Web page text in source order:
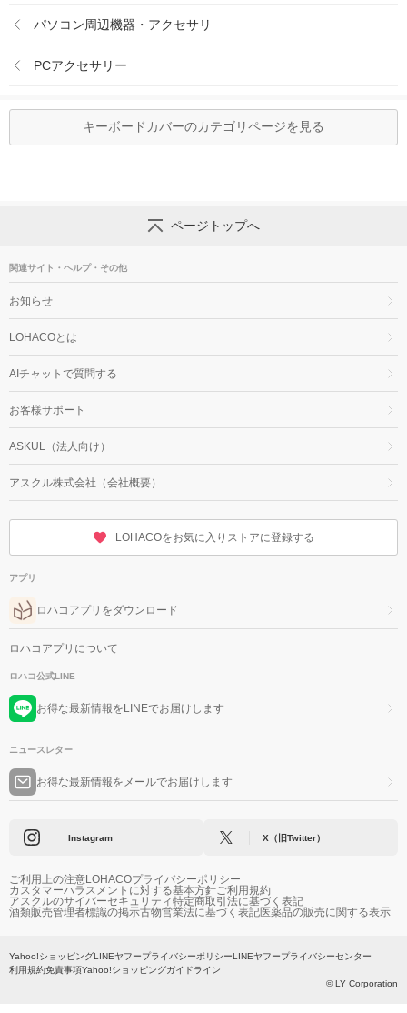
パソコン周辺機器・アクセサリ
PCアクセサリー
キーボードカバーのカテゴリページを見る
ページトップへ
関連サイト・ヘルプ・その他
お知らせ
LOHACOとは
AIチャットで質問する
お客様サポート
ASKUL（法人向け）
アスクル株式会社（会社概要）
LOHACOをお気に入りストアに登録する
アプリ
ロハコアプリをダウンロード
ロハコアプリについて
ロハコ公式LINE
お得な最新情報をLINEでお届けします
ニュースレター
お得な最新情報をメールでお届けします
Instagram X（旧Twitter）
ご利用上の注意LOHACOプライバシーポリシー
カスタマーハラスメントに対する基本方針ご利用規約
アスクルのサイバーセキュリティ特定商取引法に基づく表記
酒類販売管理者標識の掲示古物営業法に基づく表記医薬品の販売に関する表示
Yahoo!ショッピングLINEヤフープライバシーポリシーLINEヤフープライバシーセンター
利用規約免責事項Yahoo!ショッピングガイドライン
© LY Corporation